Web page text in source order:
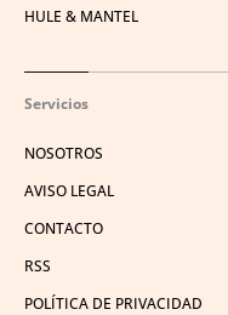
HULE & MANTEL
Servicios
NOSOTROS
AVISO LEGAL
CONTACTO
RSS
POLÍTICA DE PRIVACIDAD